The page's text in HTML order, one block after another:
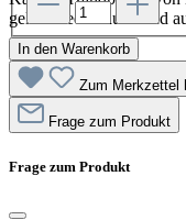
gelber Federhaube und
In den Warenkorb
Zum Merkzettel
Frage zum Produkt
Frage zum Produkt